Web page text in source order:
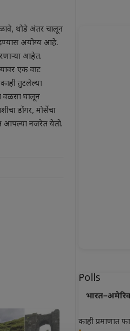
थोडे अंतर चालून
अयोग्य आहे.
आहेत.
एक वाट
तुटलेल्या
वळसा घालून
डोंगर, मोर्सेचा
आपल्या नजरेत येतो.
Polls
काही प्रमाणात